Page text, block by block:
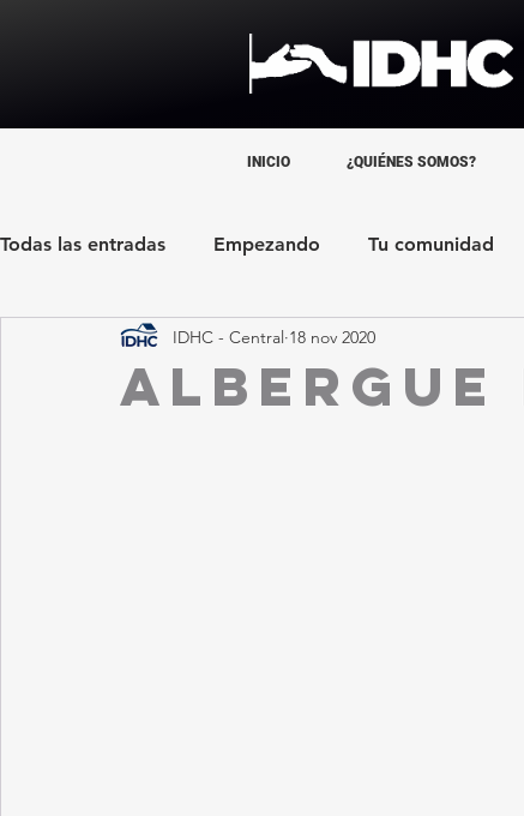
INICIO ¿QUIÉNES SOMOS?
Todas las entradas Empezando Tu comunidad
Albergue
IDHC - Central 18 nov 2020